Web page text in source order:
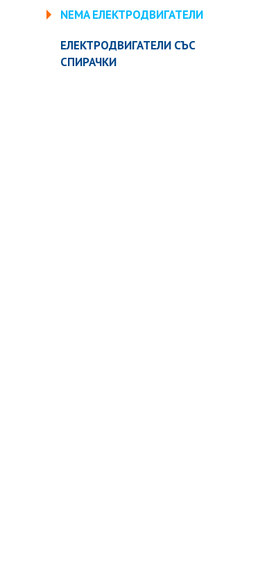
NEMA ЕЛЕКТРОДВИГАТЕЛИ
ЕЛЕКТРОДВИГАТЕЛИ СЪС
СПИРАЧКИ